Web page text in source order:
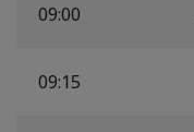
09:00
09:15